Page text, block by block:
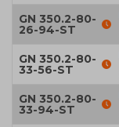
GN 350.2-80-
26-94-ST
GN 350.2-80-
33-56-ST
GN 350.2-80-
33-94-ST